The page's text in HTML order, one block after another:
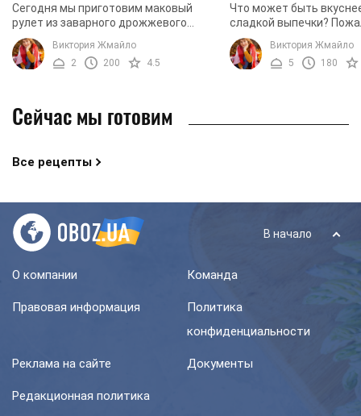
Сегодня мы приготовим маковый
рулет из заварного дрожжевого
теста. Процесс не совсем легкий, но
мы пошагово и максимально
подробно описываем каждый ...
Виктория Жмайло
2
200 4.5
Что может быть
сладкой выпечки?
выпечка, которая
любовью, в хорошем
положительным ...
Виктория Жмайло
5
180
Сейчас мы готовим
Все рецепты
В начало
О компании Команда
Правовая информация
Политика
конфиденциальности
Реклама на сайте Документы
Редакционная политика